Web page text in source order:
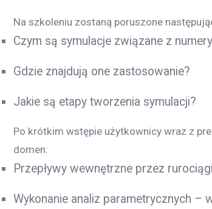
Na szkoleniu zostaną poruszone
Czym są symulacje związane z
Gdzie znajdują one zastosowanie?
Jakie są etapy tworzenia symulacji?
Po krótkim wstępie użytkownicy wraz z
domen:
Przepływy wewnętrzne przez rurociągi
Wykonanie analiz parametrycznych –